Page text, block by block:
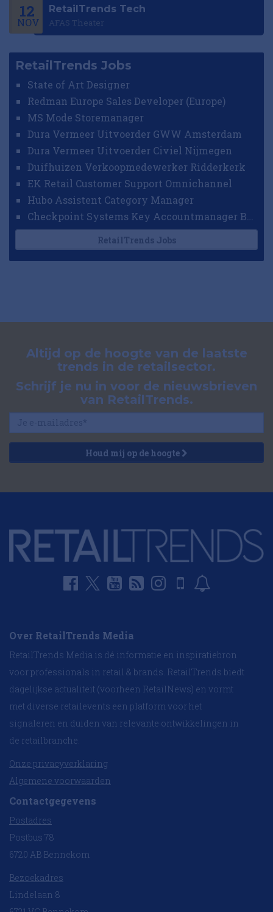
12
NOV
RetailTrends Tech
AFAS Theater
RetailTrends Jobs
State of Art Designer
Redman Europe Sales Developer (Europe)
MS Mode Storemanager
Dura Vermeer Uitvoerder GWW Amsterdam
Dura Vermeer Uitvoerder Civiel Nijmegen
Duifhuizen Verkoopmedewerker Ridderkerk
EK Retail Customer Support Omnichannel
Hubo Assistent Category Manager
RetailTrends Jobs
Altijd op de hoogte van de laatste
trends in de retailsector.
Schrijf je nu in voor de nieuwsbrieven
van RetailTrends.
Houd mij op de hoogte
Over RetailTrends Media
RetailTrends Media is dé informatie en inspiratiebron
voor professionals in retail & brands. RetailTrends biedt
dagelijkse actualiteit (voorheen RetailNews) en vormt
met diverse retailevents een platform voor het
signaleren en duiden van relevante ontwikkelingen in
de retailbranche.
Onze privacyverklaring
Algemene voorwaarden
Contactgegevens
Postadres
Postbus 78
6720 AB Bennekom
Bezoekadres
Lindelaan 8